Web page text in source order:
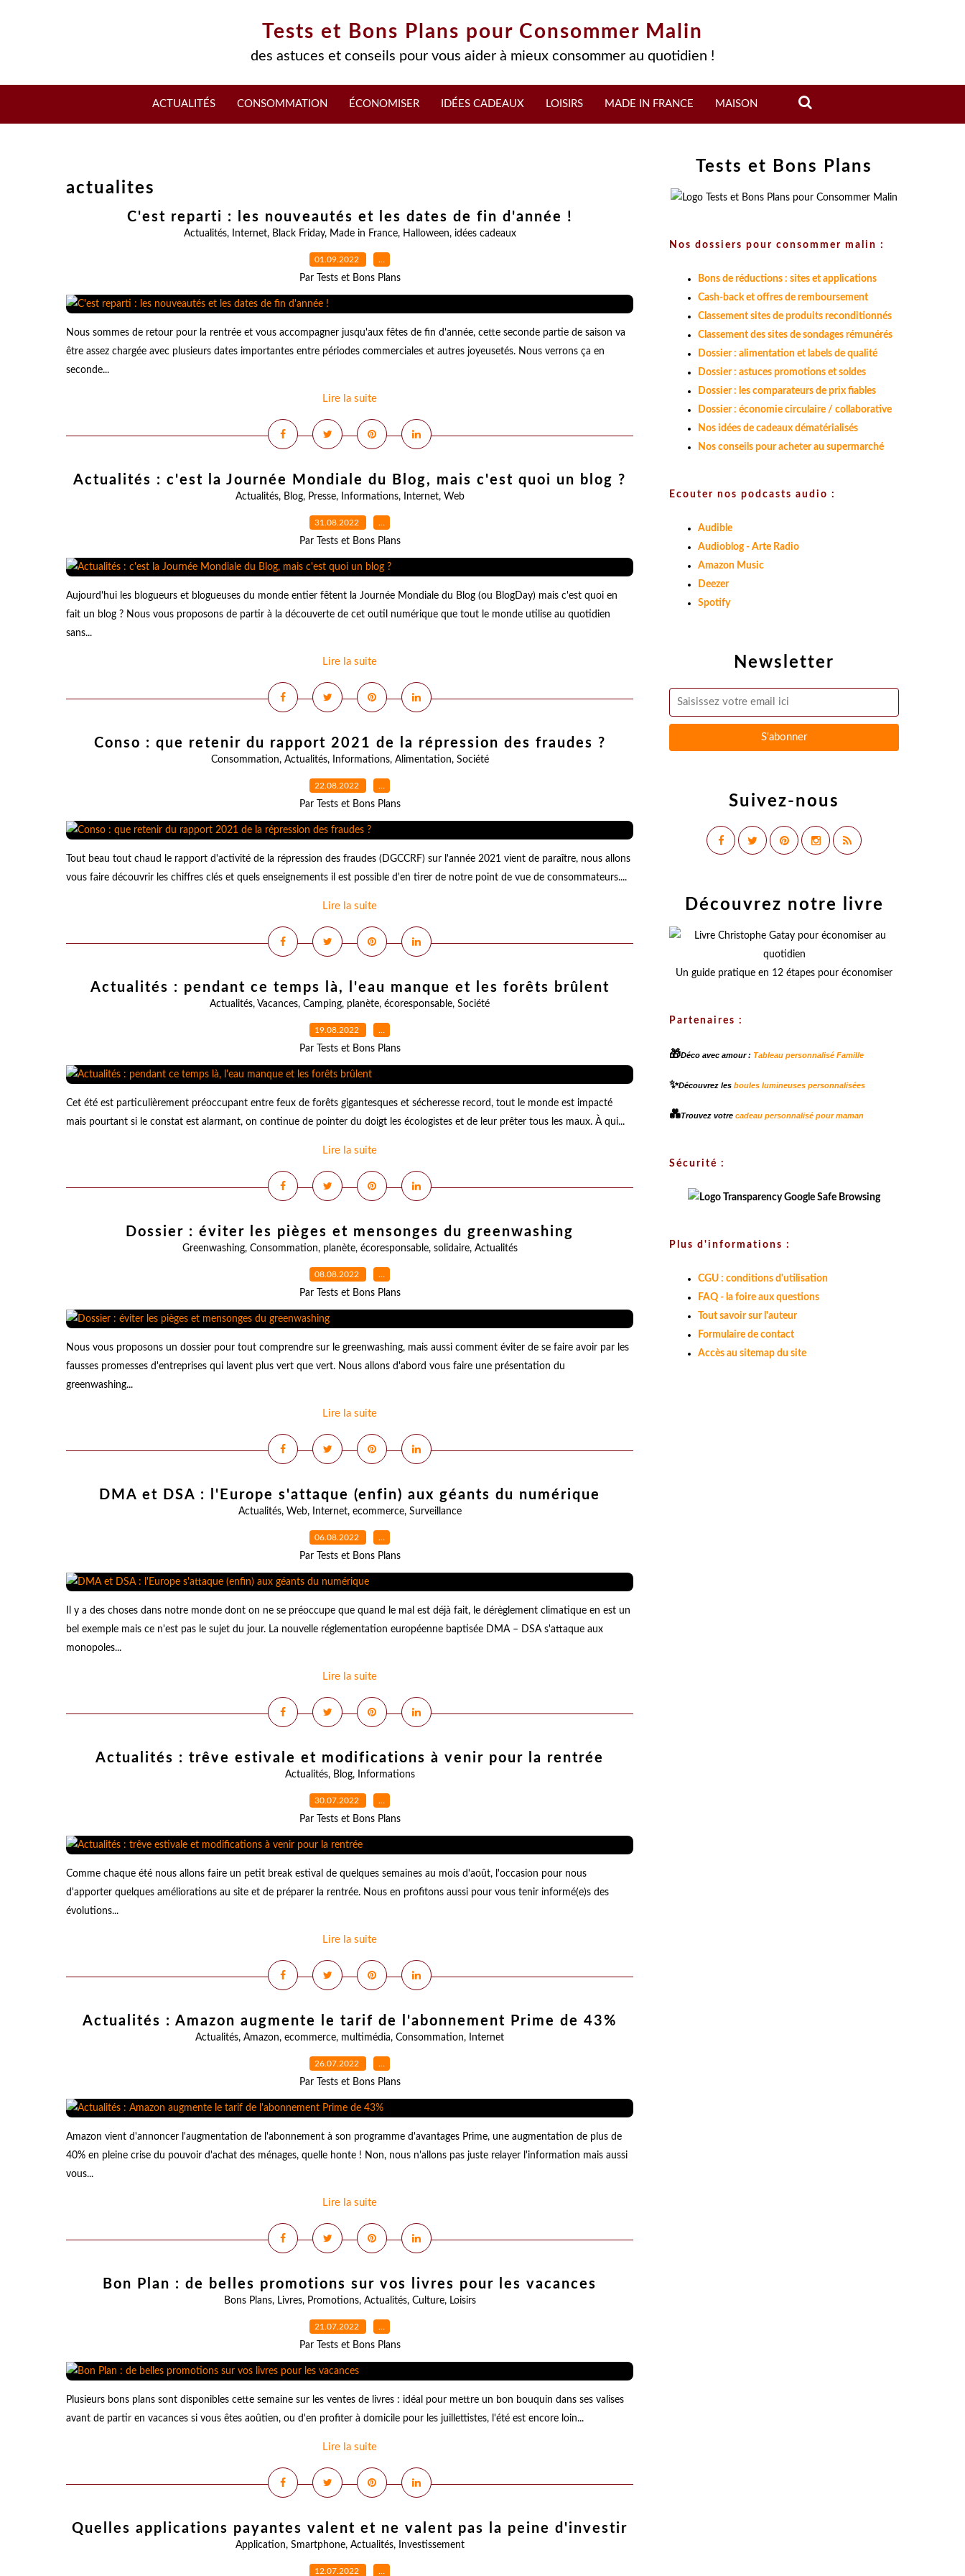
Tests et Bons Plans pour Consommer Malin
des astuces et conseils pour vous aider à mieux consommer au quotidien !
ACTUALITÉS CONSOMMATION ÉCONOMISER IDÉES CADEAUX LOISIRS MADE IN FRANCE MAISON
actualites
C'est reparti : les nouveautés et les dates de fin d'année !
Actualités, Internet, Black Friday, Made in France, Halloween, idées cadeaux
01.09.2022 …
Par Tests et Bons Plans
Nous sommes de retour pour la rentrée et vous accompagner jusqu'aux fêtes de fin d'année, cette seconde partie de saison va
être assez chargée avec plusieurs dates importantes entre périodes commerciales et autres joyeusetés. Nous verrons ça en
seconde...
Lire la suite
Actualités : c'est la Journée Mondiale du Blog, mais c'est quoi un blog ?
Actualités, Blog, Presse, Informations, Internet, Web
31.08.2022 …
Par Tests et Bons Plans
Aujourd'hui les blogueurs et blogueuses du monde entier fêtent la Journée Mondiale du Blog (ou BlogDay) mais c'est quoi en
fait un blog ? Nous vous proposons de partir à la découverte de cet outil numérique que tout le monde utilise au quotidien
sans...
Lire la suite
Conso : que retenir du rapport 2021 de la répression des fraudes ?
Consommation, Actualités, Informations, Alimentation, Société
22.08.2022 …
Par Tests et Bons Plans
Tout beau tout chaud le rapport d'activité de la répression des fraudes (DGCCRF) sur l'année 2021 vient de paraître, nous allons
vous faire découvrir les chiffres clés et quels enseignements il est possible d'en tirer de notre point de vue de consommateurs....
Lire la suite
Actualités : pendant ce temps là, l'eau manque et les forêts brûlent
Actualités, Vacances, Camping, planète, écoresponsable, Société
19.08.2022 …
Par Tests et Bons Plans
Cet été est particulièrement préoccupant entre feux de forêts gigantesques et sécheresse record, tout le monde est impacté
mais pourtant si le constat est alarmant, on continue de pointer du doigt les écologistes et de leur prêter tous les maux. À qui...
Lire la suite
Dossier : éviter les pièges et mensonges du greenwashing
Greenwashing, Consommation, planète, écoresponsable, solidaire, Actualités
08.08.2022 …
Par Tests et Bons Plans
Nous vous proposons un dossier pour tout comprendre sur le greenwashing, mais aussi comment éviter de se faire avoir par les
fausses promesses d'entreprises qui lavent plus vert que vert. Nous allons d'abord vous faire une présentation du
greenwashing...
Lire la suite
DMA et DSA : l'Europe s'attaque (enfin) aux géants du numérique
Actualités, Web, Internet, ecommerce, Surveillance
06.08.2022 …
Par Tests et Bons Plans
Il y a des choses dans notre monde dont on ne se préoccupe que quand le mal est déjà fait, le dérèglement climatique en est un
bel exemple mais ce n'est pas le sujet du jour. La nouvelle réglementation européenne baptisée DMA – DSA s'attaque aux
monopoles...
Lire la suite
Actualités : trêve estivale et modifications à venir pour la rentrée
Actualités, Blog, Informations
30.07.2022 …
Par Tests et Bons Plans
Comme chaque été nous allons faire un petit break estival de quelques semaines au mois d'août, l'occasion pour nous
d'apporter quelques améliorations au site et de préparer la rentrée. Nous en profitons aussi pour vous tenir informé(e)s des
évolutions...
Lire la suite
Actualités : Amazon augmente le tarif de l'abonnement Prime de 43%
Actualités, Amazon, ecommerce, multimédia, Consommation, Internet
26.07.2022 …
Par Tests et Bons Plans
Amazon vient d'annoncer l'augmentation de l'abonnement à son programme d'avantages Prime, une augmentation de plus de
40% en pleine crise du pouvoir d'achat des ménages, quelle honte ! Non, nous n'allons pas juste relayer l'information mais aussi
vous...
Lire la suite
Bon Plan : de belles promotions sur vos livres pour les vacances
Bons Plans, Livres, Promotions, Actualités, Culture, Loisirs
21.07.2022 …
Par Tests et Bons Plans
Plusieurs bons plans sont disponibles cette semaine sur les ventes de livres : idéal pour mettre un bon bouquin dans ses valises
avant de partir en vacances si vous êtes aoûtien, ou d'en profiter à domicile pour les juillettistes, l'été est encore loin...
Lire la suite
Quelles applications payantes valent et ne valent pas la peine d'investir
Application, Smartphone, Actualités, Investissement
12.07.2022 …
Newsletter
Suivez-nous
Tests et Bons Plans
Nos dossiers pour consommer malin :
Bons de réductions : sites et applications
Cash-back et offres de remboursement
Classement sites de produits reconditionnés
Classement des sites de sondages rémunérés
Dossier : alimentation et labels de qualité
Dossier : astuces promotions et soldes
Dossier : les comparateurs de prix fiables
Dossier : économie circulaire / collaborative
Nos idées de cadeaux dématérialisés
Nos conseils pour acheter au supermarché
Ecouter nos podcasts audio :
Audible
Audioblog - Arte Radio
Amazon Music
Deezer
Spotify
Découvrez notre livre
Un guide pratique en 12 étapes pour économiser
Partenaires :
🎁Déco avec amour : Tableau personnalisé Famille
✨Découvrez les boules lumineuses personnalisées
💑Trouvez votre cadeau personnalisé pour maman
Sécurité :
Plus d'informations :
CGU : conditions d'utilisation
FAQ - la foire aux questions
Tout savoir sur l'auteur
Formulaire de contact
Accès au sitemap du site